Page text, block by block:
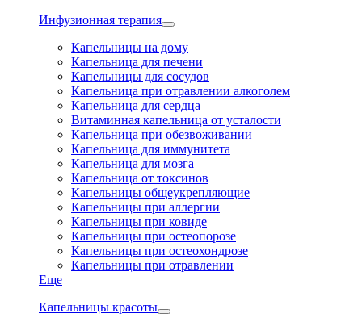
Инфузионная терапия
Капельницы на дому
Капельница для печени
Капельницы для сосудов
Капельница при отравлении алкоголем
Капельница для сердца
Витаминная капельница от усталости
Капельница при обезвоживании
Капельница для иммунитета
Капельница для мозга
Капельница от токсинов
Капельницы общеукрепляющие
Капельницы при аллергии
Капельницы при ковиде
Капельницы при остеопорозе
Капельницы при остеохондрозе
Капельницы при отравлении
Еще
Капельницы красоты